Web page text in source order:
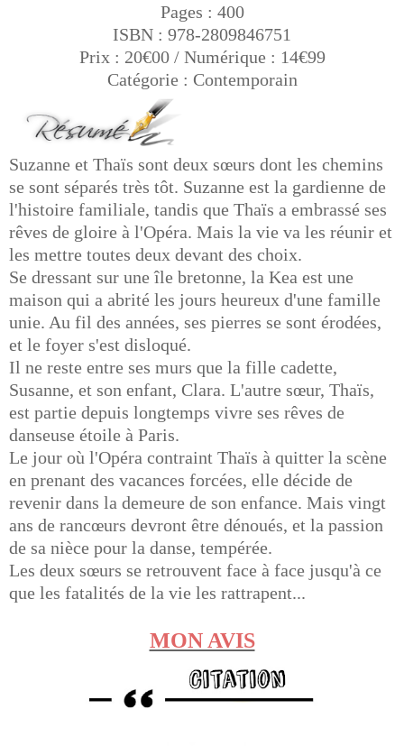
Pages : 400
ISBN : 978-2809846751
Prix : 20€00 / Numérique : 14€99
Catégorie : Contemporain
Suzanne et Thaïs sont deux sœurs dont les chemins
se sont séparés très tôt. Suzanne est la gardienne de
l'histoire familiale, tandis que Thaïs a embrassé ses
rêves de gloire à l'Opéra. Mais la vie va les réunir et
les mettre toutes deux devant des choix.
Se dressant sur une île bretonne, la Kea est une
maison qui a abrité les jours heureux d'une famille
unie. Au fil des années, ses pierres se sont érodées,
et le foyer s'est disloqué.
Il ne reste entre ses murs que la fille cadette,
Susanne, et son enfant, Clara. L'autre sœur, Thaïs,
est partie depuis longtemps vivre ses rêves de
danseuse étoile à Paris.
Le jour où l'Opéra contraint Thaïs à quitter la scène
en prenant des vacances forcées, elle décide de
revenir dans la demeure de son enfance. Mais vingt
ans de rancœurs devront être dénoués, et la passion
de sa nièce pour la danse, tempérée.
Les deux sœurs se retrouvent face à face jusqu'à ce
que les fatalités de la vie les rattrapent...
MON AVIS